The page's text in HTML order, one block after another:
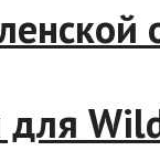
для